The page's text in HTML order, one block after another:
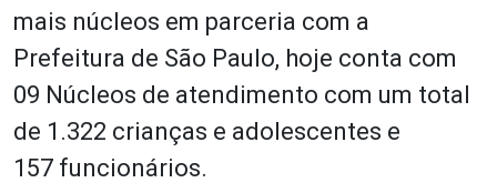
mais núcleos em parceria com a
Prefeitura de São Paulo, hoje conta com
09 Núcleos de atendimento com um total
de 1.322 crianças e adolescentes e
157 funcionários.